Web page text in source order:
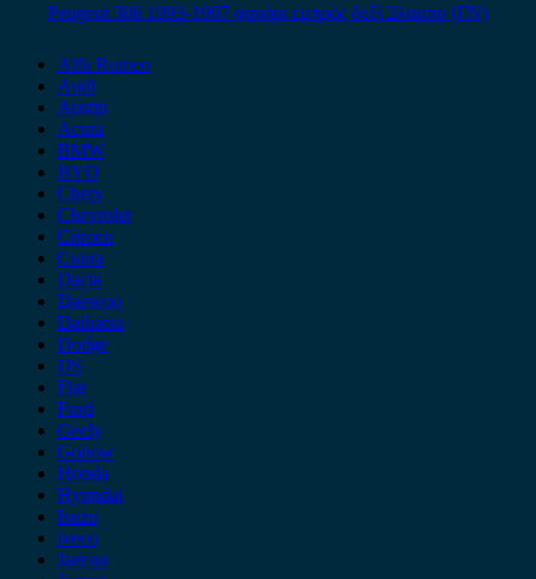
Peugeot 306 1993-1997 φανάρι εμπρός δεξί 2λαμπο (ΓΝ)
Alfa Romeo
Audi
Austin
Acura
BMW
BYD
Chery
Chevrolet
Citroen
Cupra
Dacia
Daewoo
Daihatsu
Dodge
DS
Fiat
Ford
Geely
Gonow
Honda
Hyundai
Isuzu
iveco
Jaecoo